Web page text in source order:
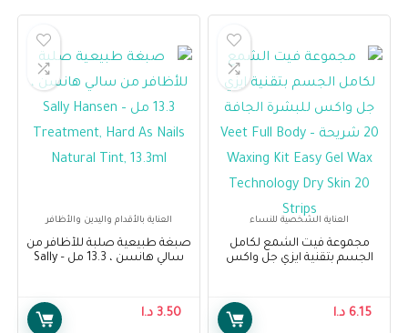
العناية الشخصية للنساء
مجموعة فيت الشمع لكامل
الجسم بتقنية ايزي جل واكس
Wax Technology Dry Skin 20
6.15 د.ا
العناية بالأقدام واليدين والأظافر
صبغة طبيعية صلبة للأظافر من
سالي هانسن ، 13.3 مل – Sally
3.50 د.ا